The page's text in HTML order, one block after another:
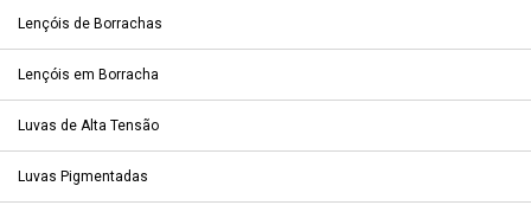
Lençóis de Borrachas
Lençóis em Borracha
Luvas de Alta Tensão
Luvas Pigmentadas